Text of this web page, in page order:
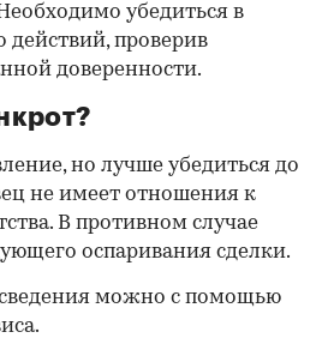
убедиться в
действий, проверив
доверенности.
но лучше убедиться до
не имеет отношения к
В противном случае
оспаривания сделки.
можно с помощью